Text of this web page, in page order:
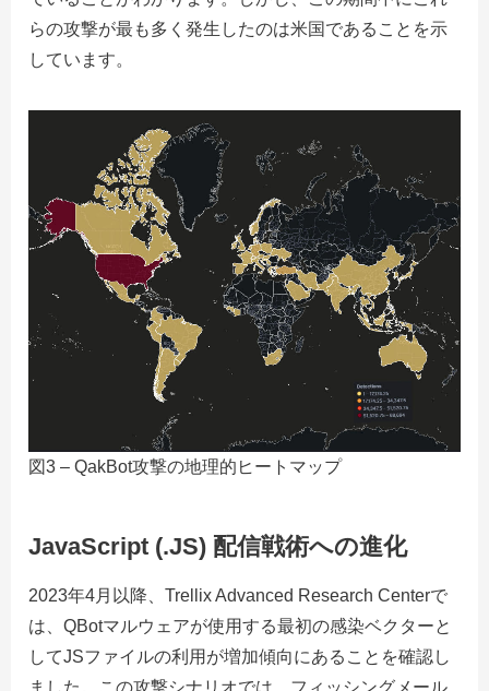
らの攻撃が最も多く発生したのは米国であることを示
しています。
図3 – QakBot攻撃の地理的ヒートマップ
JavaScript (.JS) 配信戦術への進化
2023年4月以降、Trellix Advanced Research Centerで
は、QBotマルウェアが使用する最初の感染ベクターと
してJSファイルの利用が増加傾向にあることを確認し
ました。この攻撃シナリオでは、フィッシングメール